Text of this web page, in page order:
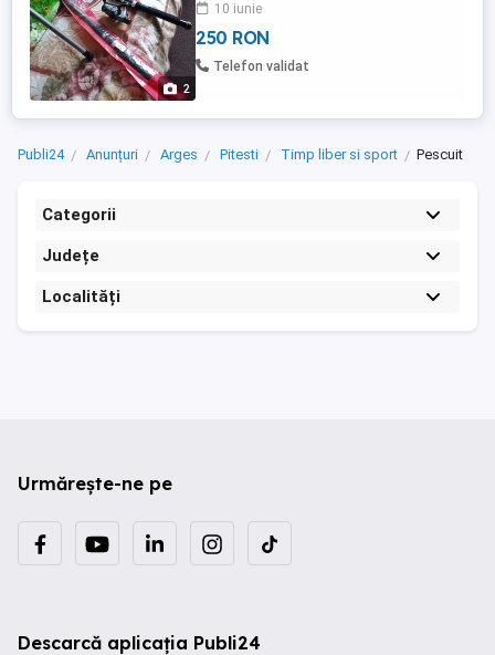
2
10 iunie
250 RON
Telefon validat
Publi24 Anunțuri Arges Pitesti Timp liber si sport Pescuit
Categorii
Județe
Localități
Urmărește-ne pe
Descarcă aplicația Publi24